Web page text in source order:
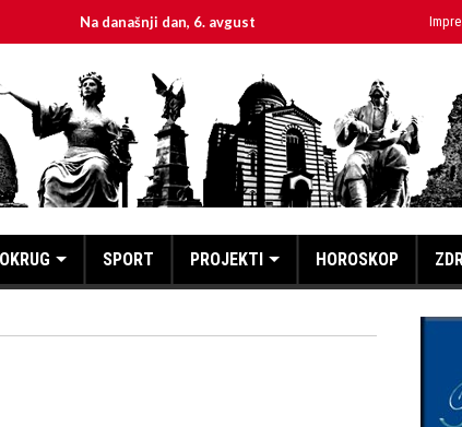
Na današnji dan, 6. avgust Sveta mučenica Hristina
OKRUG SPORT PROJEKTI HOROSKOP